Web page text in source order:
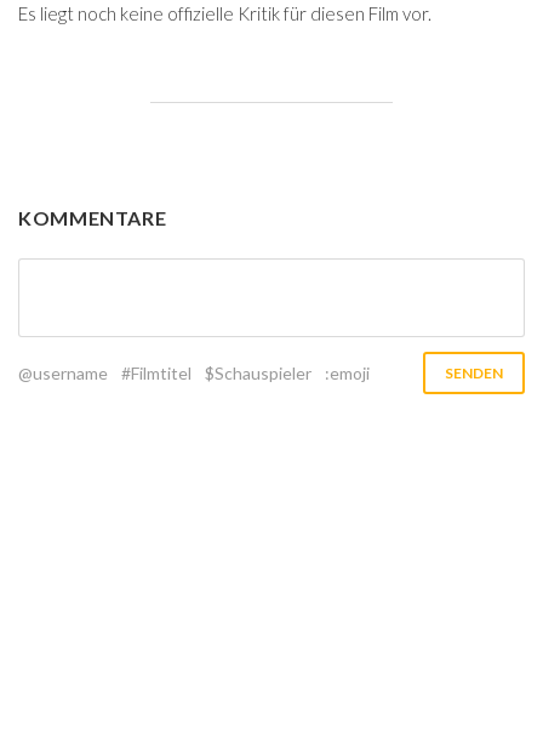
Es liegt noch keine offizielle Kritik für diesen Film vor.
KOMMENTARE
@username #Filmtitel $Schauspieler :emoji